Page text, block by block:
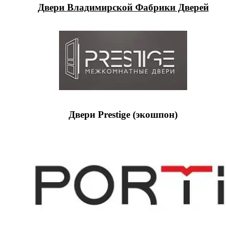
Двери Владимирской Фабрики Дверей
Двери Prestige (экошпон)